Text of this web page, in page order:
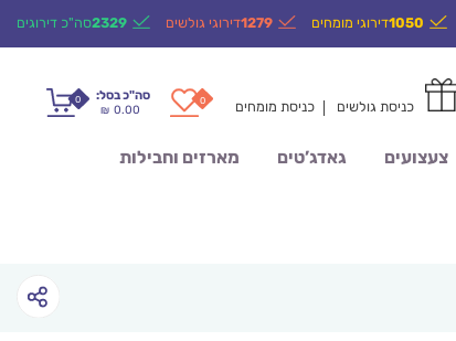
1050דירוגי מומחים 1279דירוגי גולשים 2329סה"כ דירוגים
כניסת גולשים כניסת מומחים 0
0 סה"כ בסל:
₪ 0.00
צעצועים גאדג’טים מארזים וחבילות